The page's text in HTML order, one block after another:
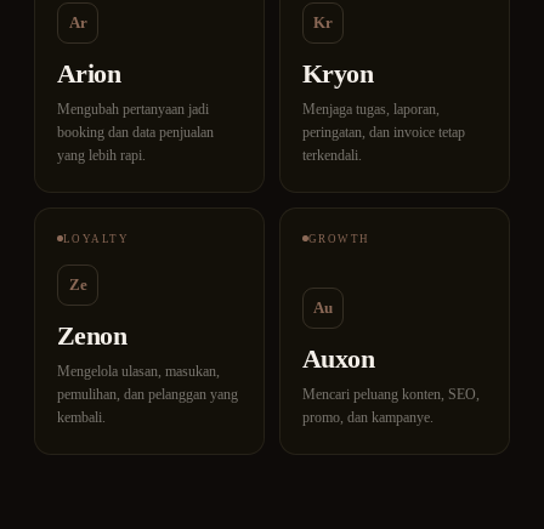
Ar
Arion
Mengubah pertanyaan jadi
booking dan data penjualan
yang lebih rapi.
Kr
Kryon
Menjaga tugas, laporan,
peringatan, dan invoice tetap
terkendali.
LOYALTY
Ze
Zenon
Mengelola ulasan, masukan,
pemulihan, dan pelanggan yang
kembali.
GROWTH
Au
Auxon
Mencari peluang konten, SEO,
promo, dan kampanye.